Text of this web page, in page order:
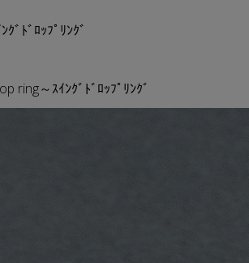
ｸﾞﾄﾞﾛｯﾌﾟﾘﾝｸﾞ
ring～ｽｲﾝｸﾞﾄﾞﾛｯﾌﾟﾘﾝｸﾞ